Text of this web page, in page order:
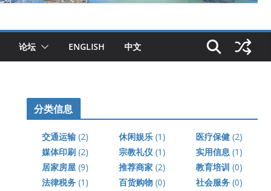
论坛 ENGLISH 中文
分类信息
交通运输 (2) 休闲娱乐 (1) 医疗保健 (2)
媒体印刷 (2) 宗教礼仪 (1) 实用信息 (1)
居家房屋 (9) 推荐商家 (2) 教育培训 (0)
法律税务 (1) 百货购物 (0) 社会服务 (0)